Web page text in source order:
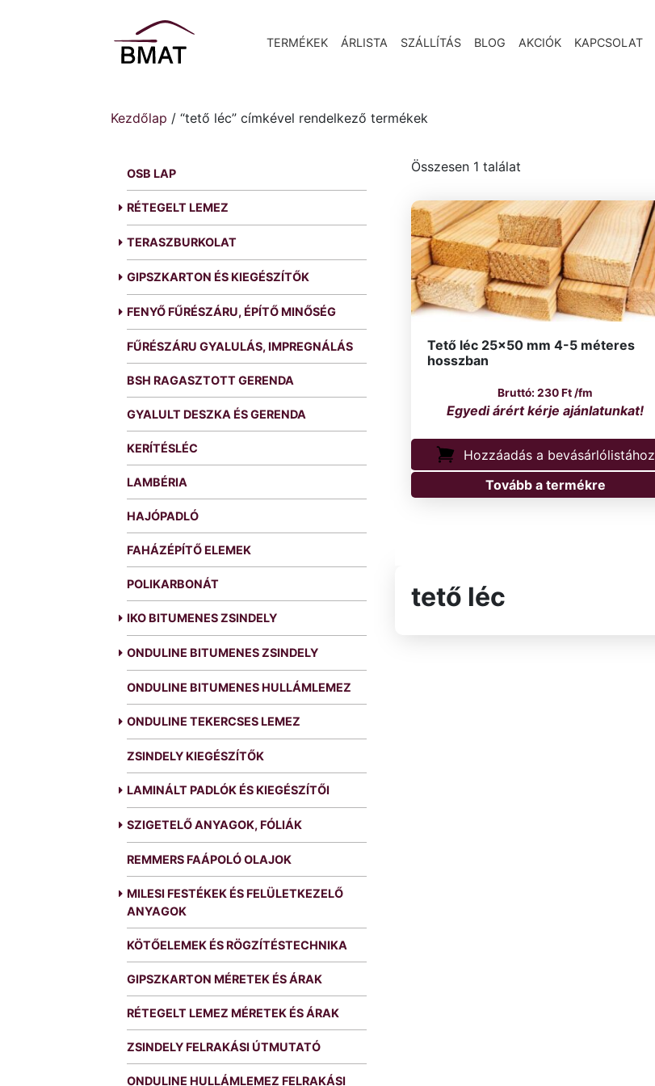
TERMÉKEK ÁRLISTA SZÁLLÍTÁS BLOG AKCIÓK KAPCSOLAT
Kezdőlap / “tető léc” címkével rendelkező termékek
OSB LAP
RÉTEGELT LEMEZ
TERASZBURKOLAT
GIPSZKARTON ÉS KIEGÉSZÍTŐK
FENYŐ FŰRÉSZÁRU, ÉPÍTŐ MINŐSÉG
FŰRÉSZÁRU GYALULÁS, IMPREGNÁLÁS
BSH RAGASZTOTT GERENDA
GYALULT DESZKA ÉS GERENDA
KERÍTÉSLÉC
LAMBÉRIA
HAJÓPADLÓ
FAHÁZÉPÍTŐ ELEMEK
POLIKARBONÁT
IKO BITUMENES ZSINDELY
ONDULINE BITUMENES ZSINDELY
ONDULINE BITUMENES HULLÁMLEMEZ
ONDULINE TEKERCSES LEMEZ
ZSINDELY KIEGÉSZÍTŐK
LAMINÁLT PADLÓK ÉS KIEGÉSZÍTŐI
SZIGETELŐ ANYAGOK, FÓLIÁK
REMMERS FAÁPOLÓ OLAJOK
MILESI FESTÉKEK ÉS FELÜLETKEZELŐ
ANYAGOK
KÖTŐELEMEK ÉS RÖGZÍTÉSTECHNIKA
GIPSZKARTON MÉRETEK ÉS ÁRAK
RÉTEGELT LEMEZ MÉRETEK ÉS ÁRAK
ZSINDELY FELRAKÁSI ÚTMUTATÓ
ONDULINE HULLÁMLEMEZ FELRAKÁSI
tető léc
Összesen 1 találat
Tető léc 25×50 mm 4-5 méteres
hosszban
230Ft /fm
Hozzáadás a bevásárlólistához
Tovább a termékre